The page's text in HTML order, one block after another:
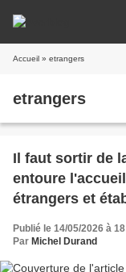
Accueil » etrangers
etrangers
Il faut sortir de
entoure
étrangers et
Publié le 14/05/2026 à
Par Michel Durand